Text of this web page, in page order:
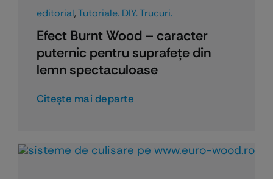
editorial,Tutoriale. DIY. Trucuri.
Efect Burnt Wood – caracter
puternic pentru suprafețe din
lemn spectaculoase
Citeşte mai departe